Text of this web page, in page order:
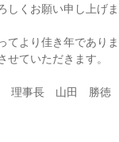
しくお願い申し上げま
てより佳き年であり
せていただきます。
事長 山田 勝徳